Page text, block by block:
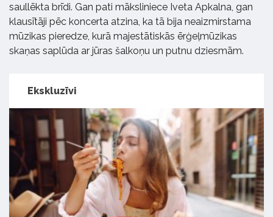
saullēkta brīdi. Gan pati māksliniece Iveta Apkalna, gan
klausītāji pēc koncerta atzina, ka tā bija neaizmirstama
mūzikas pieredze, kurā majestātiskās ērģeļmūzikas
skaņas saplūda ar jūras šalkoņu un putnu dziesmām.
Ekskluzīvi